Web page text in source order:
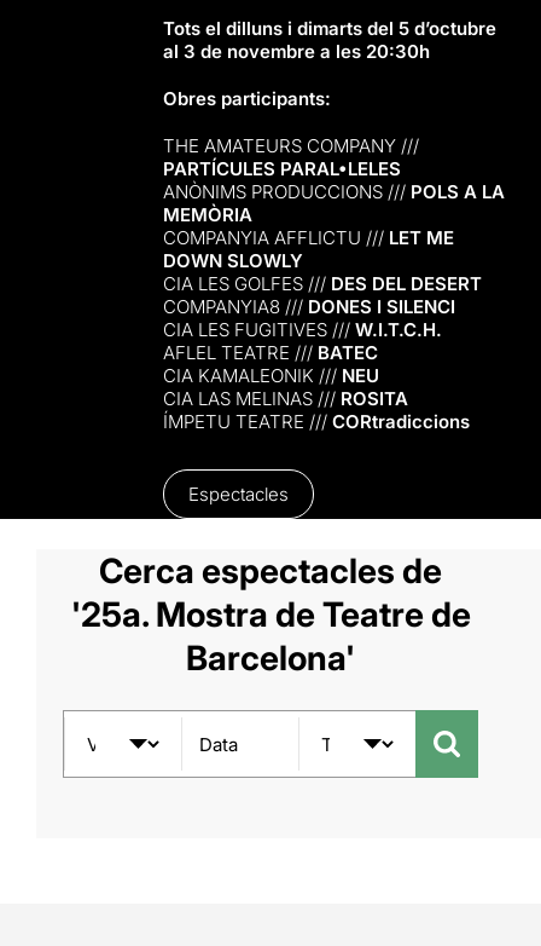
Tots el dilluns i dimarts del 5 d’octubre
al 3 de novembre a les 20:30h
Obres participants:
THE AMATEURS COMPANY ///
PARTÍCULES PARAL•LELES
ANÒNIMS PRODUCCIONS /// POLS A LA
MEMÒRIA
COMPANYIA AFFLICTU /// LET ME
DOWN SLOWLY
CIA LES GOLFES /// DES DEL DESERT
COMPANYIA8 /// DONES I SILENCI
CIA LES FUGITIVES ///W.I.T.C.H.
AFLEL TEATRE /// BATEC
CIA KAMALEONIK /// NEU
CIA LAS MELINAS /// ROSITA
ÍMPETU TEATRE ///CORtradiccions
Espectacles
Cerca espectacles de
'25a. Mostra de Teatre de
Barcelona'
Data